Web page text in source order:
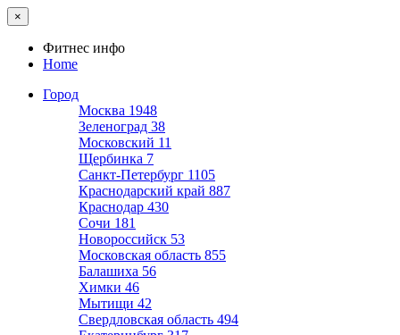
×
Фитнес инфо
Home
Город
Москва 1948
Зеленоград 38
Московский 11
Щербинка 7
Санкт-Петербург 1105
Краснодарский край 887
Краснодар 430
Сочи 181
Новороссийск 53
Московская область 855
Балашиха 56
Химки 46
Мытищи 42
Свердловская область 494